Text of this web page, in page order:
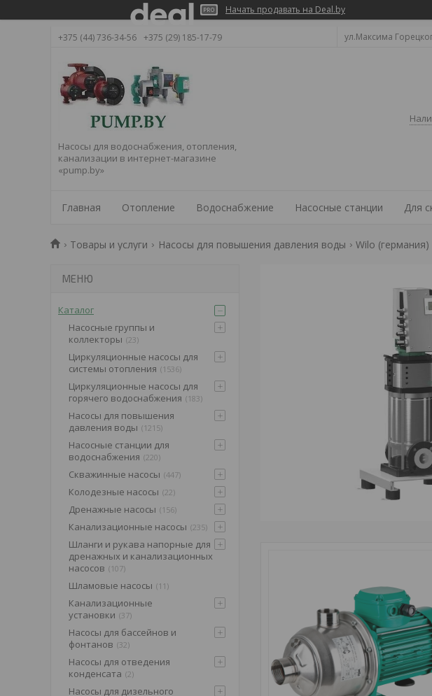
Начать продавать на Deal.by
+375 (44) 736-34-56 +375 (29) 185-17-79 ул.Максима
Насосы для водоснабжения, отопления,
канализации в интернет-магазине
«pump.by»
Главная Отопление Водоснабжение Насосные станции Для
Товары и услуги Насосы для повышения давления воды Wilo (германия)
Каталог
Насосные группы и
коллекторы 23
Циркуляционные насосы для
системы отопления
1536
Циркуляционные насосы для
горячего водоснабжения
183
Насосы для повышения
давления воды
1215
Насосные станции для
водоснабжения 220
Скважинные насосы 447
Колодезные насосы 22
Дренажные насосы 156
Канализационные насосы 235
Шланги и рукава напорные для
дренажных и канализационных
насосов
107
Шламовые насосы 11
Канализационные
установки 37
Насосы для бассейнов и
фонтанов 32
Насосы для отведения
конденсата 2
Насосы для дизельного